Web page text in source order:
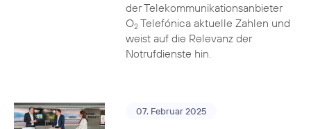
der Telekommunikationsanbieter
O2Telefónica aktuelle Zahlen und
weist auf die Relevanz der
Notrufdienste hin.
07. Februar 2025